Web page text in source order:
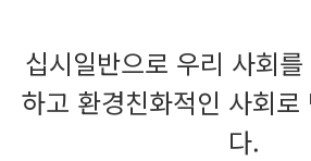
십시일반으로 우리 사회
하고 환경친화적인 사회로
다.